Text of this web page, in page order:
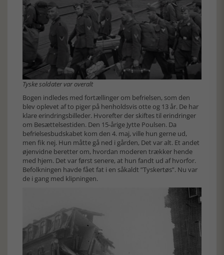
Tyske soldater var overalt
Bogen indledes med fortællinger om befrielsen, som den
blev oplevet af to piger på henholdsvis otte og 13 år. De har
klare erindringsbilleder. Hvorefter der skiftes til erindringer
om Besættelsestiden. Den 15-årige Jytte Poulsen. Da
befrielsesbudskabet kom den 4. maj, ville hun gerne ud,
men fik nej. Hun måtte gå ned i gården, Det var alt. Et andet
øjenvidne beretter om, hvordan moderen trækker hende
med hjem. Det var først senere, at hun fandt ud af hvorfor.
Befolkningen havde fået fat i en såkaldt ”Tyskertøs”. Nu var
de i gang med klipningen.